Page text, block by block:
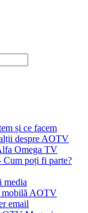
și ce facem
despre AOTV
Omega TV
Cum poți fi parte?
media
mobilă AOTV
email